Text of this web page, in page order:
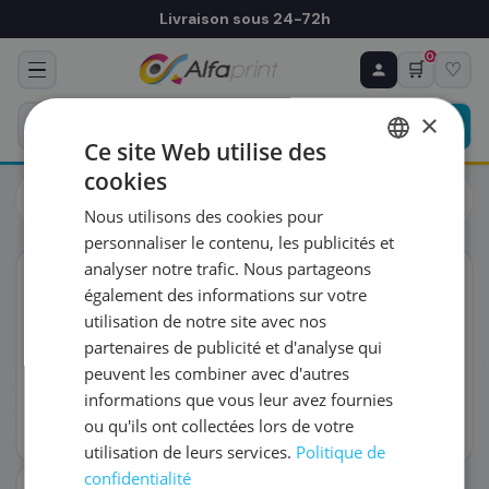
Livraison sous 24-72h
🛒
0
♡
Toners
Canon
ORIGINAL
♻ COMMANDE RÉCURRENTE
Prévoyez & économisez
Programmez votre prochain achat — notre équipe
vous prépare un devis personnalisé
RÉFÉRENCE DU PRODUIT
FRÉQUENCE
QUANTITÉ PAR LIVRAISON
DATE DE PREMIÈRE LIVRAISON SOUHAITÉE
×
Ce site Web utilise des
cookies
Nous utilisons des cookies pour
personnaliser le contenu, les publicités et
analyser notre trafic. Nous partageons
également des informations sur votre
utilisation de notre site avec nos
partenaires de publicité et d'analyse qui
peuvent les combiner avec d'autres
informations que vous leur avez fournies
ou qu'ils ont collectées lors de votre
utilisation de leurs services. Politique de
confidentialité